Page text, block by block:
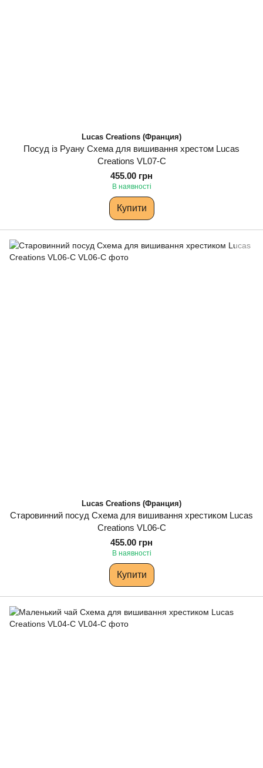
Lucas Creations (Франция)
Посуд із Руану Схема для вишивання хрестом Lucas
Creations VL07-C
455.00 грн
В наявності
Купити
Lucas Creations (Франция)
Старовинний посуд Схема для вишивання хрестиком Lucas
Creations VL06-C
455.00 грн
В наявності
Купити